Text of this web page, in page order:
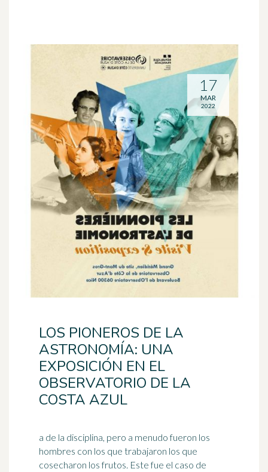
LOS PIONEROS DE LA
ASTRONOMÍA: UNA
EXPOSICIÓN EN EL
OBSERVATORIO DE LA
COSTA AZUL
a de la disciplina, pero a menudo fueron los
hombres con los que trabajaron los que
cosecharon los frutos. Este fue el caso de
17
MAR
2022